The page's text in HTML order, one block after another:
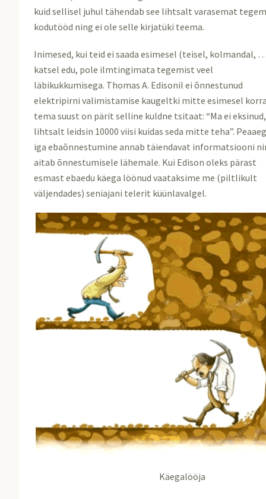
kuid sellisel juhul tähendab see lihtsalt varasemat
kodutööd ning ei ole selle kirjatüki teema.
Inimesed, kui teid ei saada esimesel (teisel, kolmandal,
katsel edu, pole ilmtingimata tegemist veel
läbikukkumisega. Thomas A. Edisonil ei õnnestunud
elektripirni valimistamise kaugeltki mitte esimesel
tema suust on pärit selline kuldne tsitaat: “Ma ei
lihtsalt leidsin 10000 viisi kuidas seda mitte teha”.
iga ebaõnnestumine annab täiendavat informatsiooni
aitab õnnestumisele lähemale. Kui Edison oleks pärast
esmast ebaedu käega löönud vaataksime me (piltlikult
väljendades) seniajani telerit küünlavalgel.
Käegalööja